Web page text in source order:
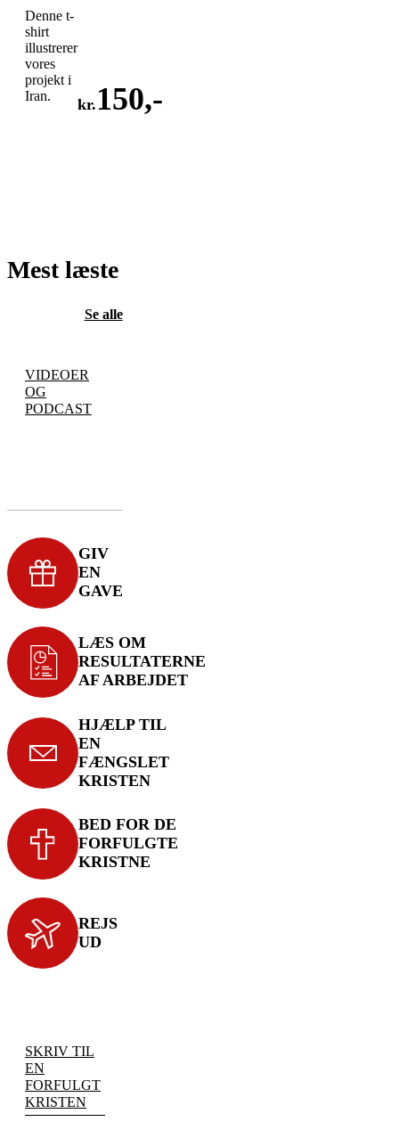
Denne t-
shirt
illustrerer
vores
projekt i
Iran.
kr. 150,-
Mest læste
Se alle
VIDEOER
OG
PODCAST
GIV
EN
GAVE
LÆS OM
RESULTATERNE
AF ARBEJDET
HJÆLP TIL
EN
FÆNGSLET
KRISTEN
BED FOR DE
FORFULGTE
KRISTNE
REJS
UD
SKRIV TIL
EN
FORFULGT
KRISTEN